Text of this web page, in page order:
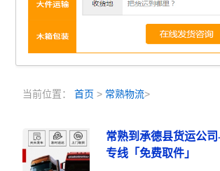
当前位置：首页 > 常熟物流>
常熟到承德县货运公
专线「免费取件」